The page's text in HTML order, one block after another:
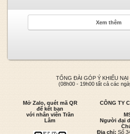
Xem thêm
TỔNG ĐÀI GÓP Ý KHIẾU NẠI
(08h00 - 19h00 tất cả các
Mở Zalo, quét mã QR
để kết bạn
với nhân viên Trần
Lâm
CÔNG TY
Người đại
Địa chỉ: Số